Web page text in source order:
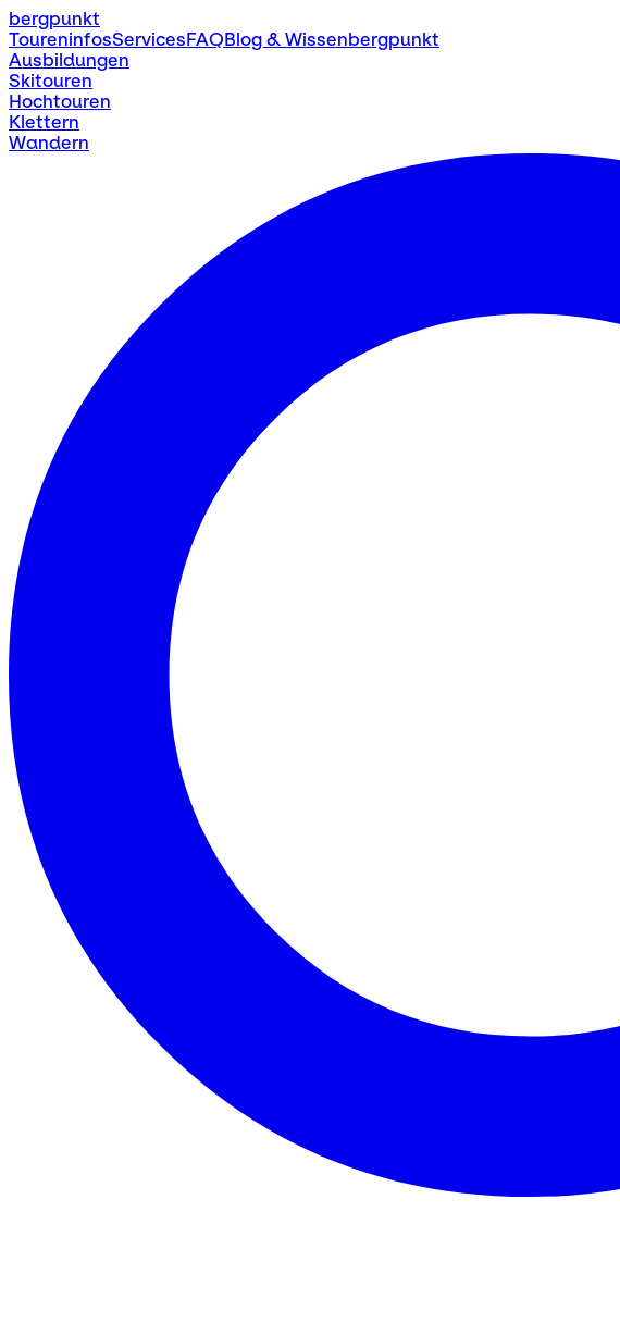
bergpunkt
ToureninfosServicesFAQBlog & Wissenbergpunkt
Ausbildungen
Skitouren
Hochtouren
Klettern
Wandern